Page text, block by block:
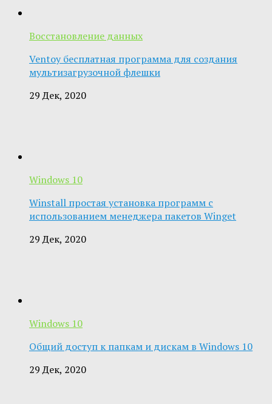
Восстановление данных
Ventoy бесплатная программа для создания
мультизагрузочной флешки
29 Дек, 2020
Windows 10
Winstall простая установка программ с
использованием менеджера пакетов Winget
29 Дек, 2020
Windows 10
Общий доступ к папкам и дискам в Windows 10
29 Дек, 2020